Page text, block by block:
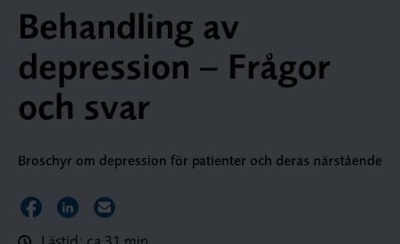
Behandling av
depression – Frågor
och svar
Broschyr om depression för patienter och deras närstående
Dela sidan på Facebook
Dela sidan på LinkedIn
Dela sidan via E-post